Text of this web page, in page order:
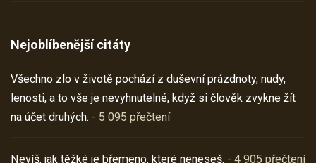
Nejoblíbenější citáty
Všechno zlo v životě pochází z duševní prázdnoty, nudy,
lenosti, a to vše je nevyhnutelné, když si člověk zvykne žít
na účet druhých. - 5 095 přečtení
Nevíš, jak těžké je břemeno, které neneseš. - 4 905 přečtení